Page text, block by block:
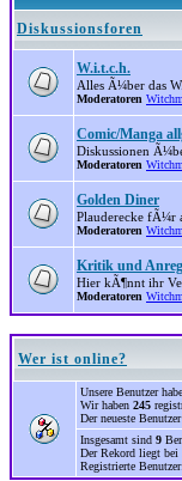
Diskussionsforen
W.i.t.c.h.
Alles Ã¼ber das
Moderatoren
Comic/Manga
Diskussionen
Moderatoren
Golden Diner
Plauderecke fÃ¼r
Moderatoren
Kritik und
Hier kÃ¶nnt ihr
Moderatoren
Wer ist online?
Unsere Benutzer
Wir haben 245
Der neueste
Insgesamt sind 9
Der Rekord liegt bei
Registrierte